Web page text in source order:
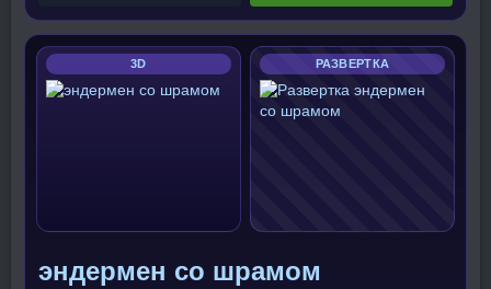
3D РАЗВЕРТКА
эндермен со шрамом